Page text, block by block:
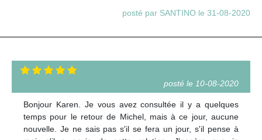
posté par SANTINO le 31-08-2020
posté le 10-08-2020
Bonjour Karen. Je vous avez consultée il y a quelques
temps pour le retour de Michel, mais à ce jour, aucune
nouvelle. Je ne sais pas s'il se fera un jour, s'il pense à